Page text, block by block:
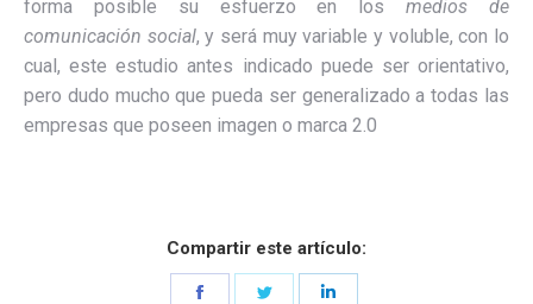
forma posible su esfuerzo en losmedios de
comunicación social, y será muy variable y voluble, con lo
cual, este estudio antes indicado puede ser orientativo,
pero dudo mucho que pueda ser generalizado a todas las
empresas que poseen imagen o marca 2.0
Compartir este artículo:
Share